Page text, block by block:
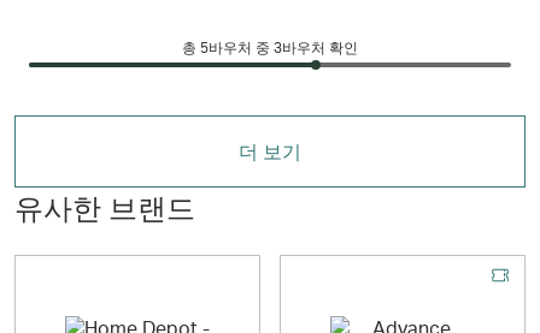
총 5바우처 중 3바우처 확인
더 보기
유사한 브랜드